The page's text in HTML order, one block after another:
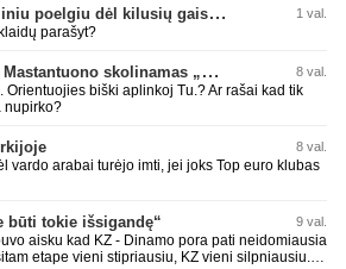
L. Messi pasižymėjo kliniu poelgiu dėl kilusių gaisrų Madride 1 val.
parašyt?
„Real“ priklausantis F. Mastantuono skolinamas „Fiorentina“ ekipai 8 val.
Orientuojies biški aplinkoj Tu.? Ar rašai kad tik
nupirko?
8 val.
vardo arabai turėjo imti, jei joks Top euro klubas
būti tokie išsigandę“ 9 val.
aisku kad KZ - Dinamo pora pati neidomiausia
etape vieni stipriausiu, KZ vieni silpniausiu.